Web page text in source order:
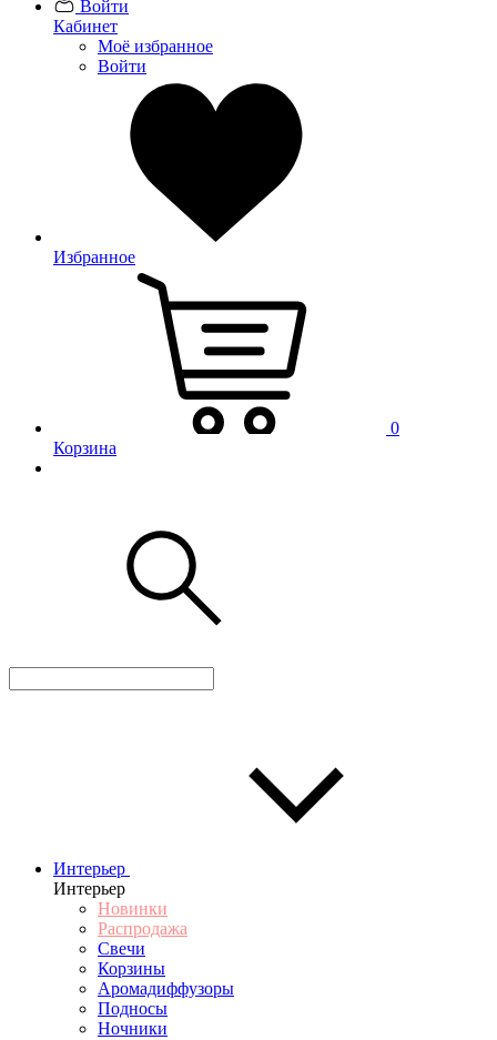
Войти
Кабинет
Моё избранное
Войти
Избранное
0
Корзина
Интерьер
Интерьер
Новинки
Распродажа
Свечи
Корзины
Аромадиффузоры
Подносы
Ночники